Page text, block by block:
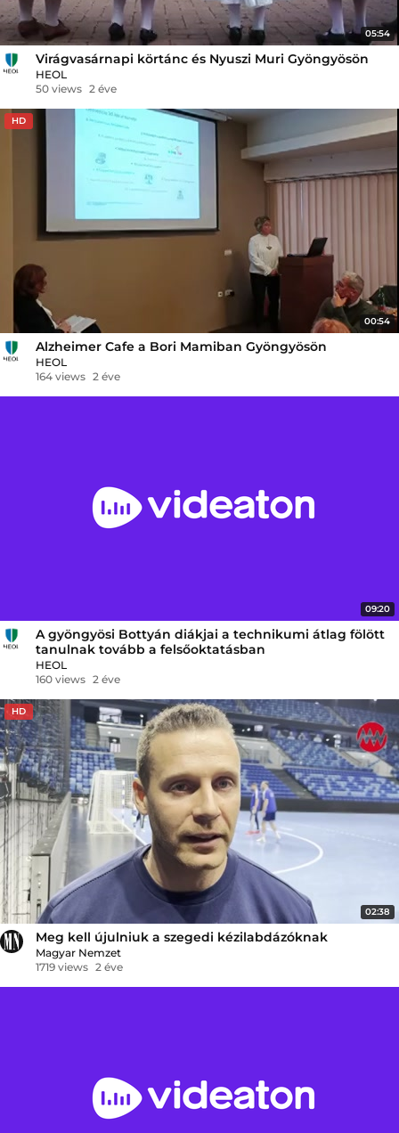
05:54
Virágvasárnapi körtánc és Nyuszi Muri Gyöngyösön
HEOL
50 views 2 éve
HD
00:54
Alzheimer Cafe a Bori Mamiban Gyöngyösön
HEOL
164 views 2 éve
09:20
A gyöngyösi Bottyán diákjai a technikumi átlag fölött
tanulnak tovább a felsőoktatásban
HEOL
160 views 2 éve
HD
02:38
Meg kell újulniuk a szegedi kézilabdázóknak
Magyar Nemzet
1719 views 2 éve